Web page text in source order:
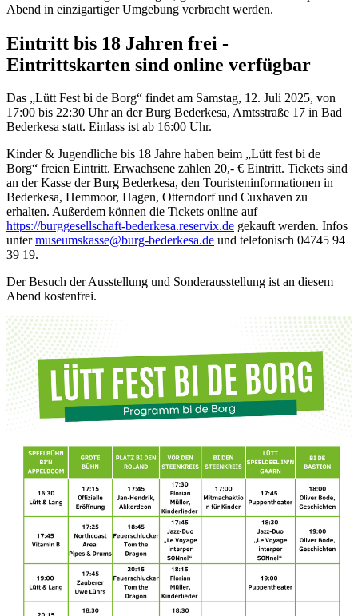
Abend in einzigartiger Umgebung verbracht werden.
Eintritt bis 18 Jahren frei -
Eintrittskarten sind online verfügbar
Das „Lütt Fest bi de Borg“ findet am Samstag, 12. Juli 2025, von
17:00 bis 22:30 Uhr an der Burg Bederkesa, Amtsstraße 17 in Bad
Bederkesa statt. Einlass ist ab 16:00 Uhr.
Kinder & Jugendliche bis 18 Jahre haben beim „Lütt fest bi de
Borg“ freien Eintritt. Erwachsene zahlen 20,- € Eintritt. Tickets sind
an der Kasse der Burg Bederkesa, den Touristeninformationen in
Bederkesa, Hemmoor, Hagen, Otterndorf und Cuxhaven zu
erhalten. Außerdem können die Tickets online auf
https://burggesellschaft-bederkesa.reservix.de gekauft werden. Infos
untermuseumskasse@burg-bederkesa.de und telefonisch 04745 94
39 19.
Der Besuch der Ausstellung und Sonderausstellung ist an diesem
Abend kostenfrei.